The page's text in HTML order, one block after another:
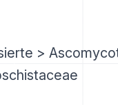
>